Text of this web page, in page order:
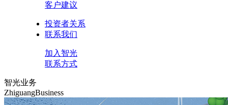
客户建议
投资者关系
联系我们
加入智光
联系方式
智光业务
ZhiguangBusiness